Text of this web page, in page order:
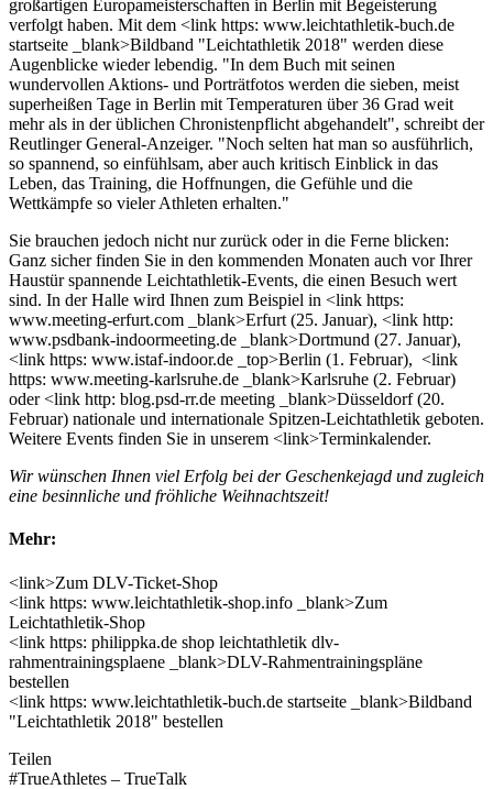
großartigen Europameisterschaften in Berlin mit Begeisterung
verfolgt haben. Mit dem <link https: www.leichtathletik-buch.de
startseite _blank>Bildband "Leichtathletik 2018" werden diese
Augenblicke wieder lebendig. "In dem Buch mit seinen
wundervollen Aktions- und Porträtfotos werden die sieben, meist
superheißen Tage in Berlin mit Temperaturen über 36 Grad weit
mehr als in der üblichen Chronistenpflicht abgehandelt", schreibt der
Reutlinger General-Anzeiger. "Noch selten hat man so ausführlich,
so spannend, so einfühlsam, aber auch kritisch Einblick in das
Leben, das Training, die Hoffnungen, die Gefühle und die
Wettkämpfe so vieler Athleten erhalten."
Sie brauchen jedoch nicht nur zurück oder in die Ferne blicken:
Ganz sicher finden Sie in den kommenden Monaten auch vor Ihrer
Haustür spannende Leichtathletik-Events, die einen Besuch wert
sind. In der Halle wird Ihnen zum Beispiel in <link https:
www.meeting-erfurt.com _blank>Erfurt (25. Januar), <link http:
www.psdbank-indoormeeting.de _blank>Dortmund (27. Januar),
<link https: www.istaf-indoor.de _top>Berlin (1. Februar), <link
https: www.meeting-karlsruhe.de _blank>Karlsruhe (2. Februar)
oder <link http: blog.psd-rr.de meeting _blank>Düsseldorf (20.
Februar) nationale und internationale Spitzen-Leichtathletik geboten.
Weitere Events finden Sie in unserem <link>Terminkalender.
Wir wünschen Ihnen viel Erfolg bei der Geschenkejagd und zugleich
eine besinnliche und fröhliche Weihnachtszeit!
Mehr:
<link>Zum DLV-Ticket-Shop
<link https: www.leichtathletik-shop.info _blank>Zum
Leichtathletik-Shop
<link https: philippka.de shop leichtathletik dlv-
rahmentrainingsplaene _blank>DLV-Rahmentrainingspläne
bestellen
<link https: www.leichtathletik-buch.de startseite _blank>Bildband
"Leichtathletik 2018" bestellen
Teilen
#TrueAthletes – TrueTalk